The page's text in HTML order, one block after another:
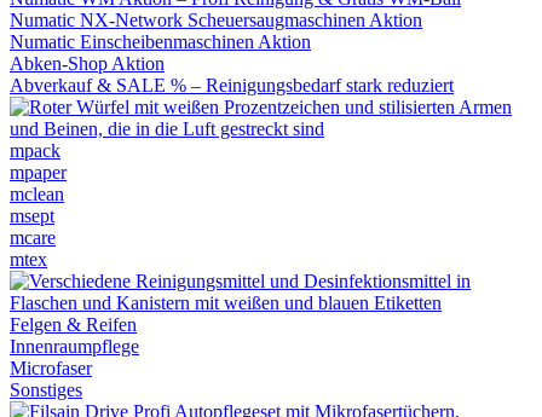
Numatic NX-Network Scheuersaugmaschinen Aktion
Numatic Einscheibenmaschinen Aktion
Abken-Shop Aktion
Abverkauf & SALE % – Reinigungsbedarf stark reduziert
mpack
mpaper
mclean
msept
mcare
mtex
Felgen & Reifen
Innenraumpflege
Microfaser
Sonstiges